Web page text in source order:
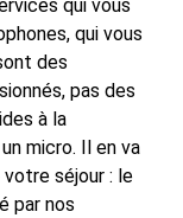
qui vous
qui vous
des
pas des
à la
micro. Il en va
séjour : le
par nos